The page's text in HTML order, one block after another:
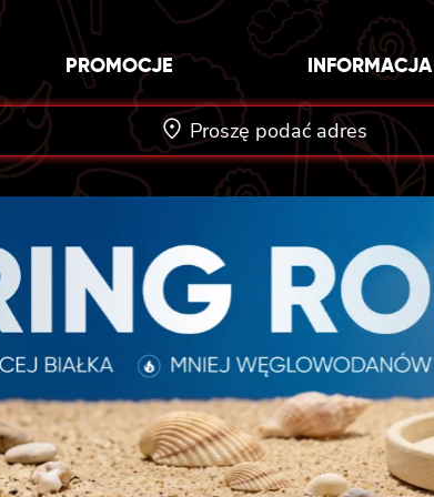
PROMOCJE INFORMACJA
Proszę podać adres